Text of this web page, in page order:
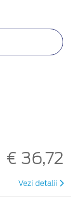
€ 36,72
Vezi detalii